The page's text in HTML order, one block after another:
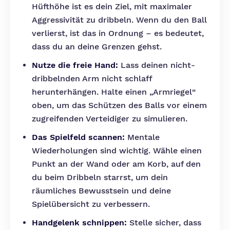
Hüfthöhe ist es dein Ziel, mit maximaler
Aggressivität zu dribbeln. Wenn du den Ball
verlierst, ist das in Ordnung – es bedeutet,
dass du an deine Grenzen gehst.
Nutze die freie Hand: Lass deinen nicht-
dribbelnden Arm nicht schlaff
herunterhängen. Halte einen „Armriegel“
oben, um das Schützen des Balls vor einem
zugreifenden Verteidiger zu simulieren.
Das Spielfeld scannen: Mentale
Wiederholungen sind wichtig. Wähle einen
Punkt an der Wand oder am Korb, auf den
du beim Dribbeln starrst, um dein
räumliches Bewusstsein und deine
Spielübersicht zu verbessern.
Handgelenk schnippen: Stelle sicher, dass